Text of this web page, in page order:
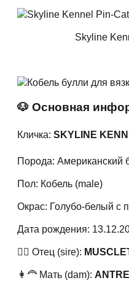
Skyline
🐶 Основная
Кличка: SKYLINE
Порода: Американский
Пол: Кобель (male)
Окрас: Голубо-белый с
Дата рождения:
🧔‍♂️ Отец (sire):
👩‍🦰 Мать (dam):